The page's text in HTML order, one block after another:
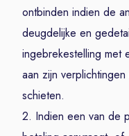
ontbinden indien de
deugdelijke en
ingebrekestelling met
aan zijn
schieten.
2. Indien een van de